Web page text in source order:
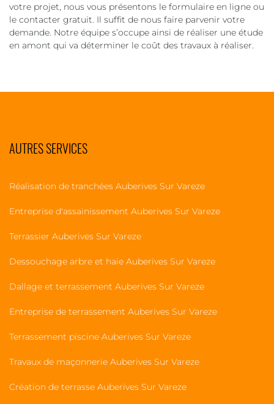
votre projet, nous vous présentons le formulaire en ligne ou
le contacter gratuit. Il suffit de nous faire parvenir votre
demande. Notre équipe s’occupe ainsi de réaliser une étude
en amont qui va déterminer le coût des travaux à réaliser.
AUTRES SERVICES
Réalisation de tranchées Auberives Sur Vareze
Entreprise d'assainissement Auberives Sur Vareze
Terrassier Auberives Sur Vareze
Dessouchage arbre et haie Auberives Sur Vareze
Dallage et terrassement Auberives Sur Vareze
Entreprise de terrassement Auberives Sur Vareze
Terrassement piscine Auberives Sur Vareze
Travaux de maçonnerie Auberives Sur Vareze
Création de terrasse Auberives Sur Vareze